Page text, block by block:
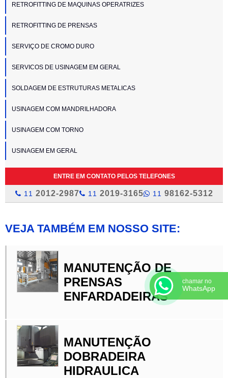
RETROFITTING DE MAQUINAS OPERATRIZES
RETROFITTING DE PRENSAS
SERVIÇO DE CROMO DURO
SERVICOS DE USINAGEM EM GERAL
SOLDAGEM DE ESTRUTURAS METALICAS
USINAGEM COM MANDRILHADORA
USINAGEM COM TORNO
USINAGEM EM GERAL
ENTRE EM CONTATO PELOS TELEFONES
11 2012-2987 11 2019-3165 11 98162-5312
VEJA TAMBÉM EM NOSSO SITE:
MANUTENÇÃO DE
PRENSAS
ENFARDADEIRAS
MANUTENÇÃO
DOBRADEIRA
HIDRAULICA
chamar no
WhatsApp